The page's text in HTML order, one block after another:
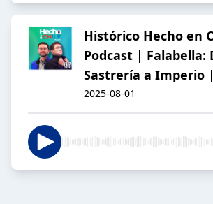
Histórico Hecho en
Podcast | Falabella:
Sastrería a Imperio |
2025-08-01